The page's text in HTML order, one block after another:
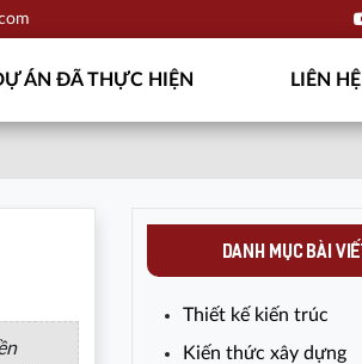
ÁN ĐÃ THỰC HIỆN LIÊN HỆ
DANH MỤC BÀI VIẾT
Thiết kế kiến trúc
Kiến thức xây dựng